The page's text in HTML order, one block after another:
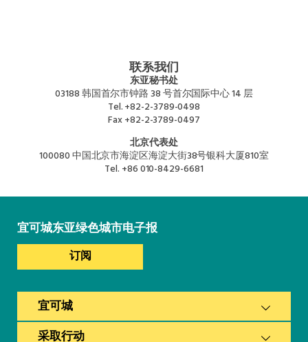
联系我们
东亚秘书处
03188 韩国首尔市钟路 38 号首尔国际中心 14 层
Tel.+82-2-3789-0498
Fax+82-2-3789-0497
北京代表处
100080 中国北京市海淀区海淀大街38号银科大厦810室
Tel. +86 010-8429-6681
宜可城东亚绿色城市电子报
订阅
宜可城
采取行动